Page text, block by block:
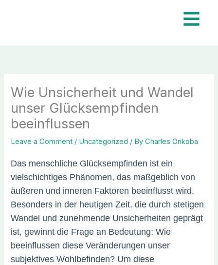
Wie Unsicherheit und Wandel
unser Glücksempfinden
beeinflussen
Leave a Comment / Uncategorized / ByCharles Onkoba
Das menschliche Glücksempfinden ist ein
vielschichtiges Phänomen, das maßgeblich von
äußeren und inneren Faktoren beeinflusst wird.
Besonders in der heutigen Zeit, die durch stetigen
Wandel und zunehmende Unsicherheiten geprägt
ist, gewinnt die Frage an Bedeutung: Wie
beeinflussen diese Veränderungen unser
subjektives Wohlbefinden? Um diese